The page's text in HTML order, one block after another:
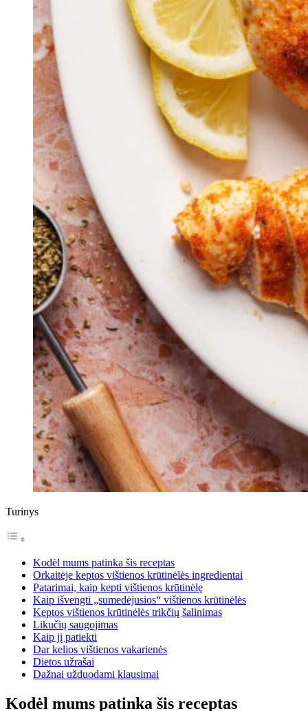
Turinys
Kodėl mums patinka šis receptas
Orkaitėje keptos vištienos krūtinėlės ingredientai
Patarimai, kaip kepti vištienos krūtinėlę
Kaip išvengti „sumedėjusios“ vištienos krūtinėlės
Keptos vištienos krūtinėlės trikčių šalinimas
Likučių saugojimas
Kaip jį patiekti
Dar kelios vištienos vakarienės
Dietos užrašai
Dažnai užduodami klausimai
Kodėl mums patinka šis receptas